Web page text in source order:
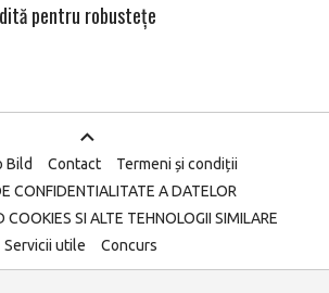
pentru robustețe
Bild Contact
Termeni și condiții
CONFIDENTIALITATE A DATELOR
COOKIES SI ALTE TEHNOLOGII SIMILARE
Servicii utile
Concurs